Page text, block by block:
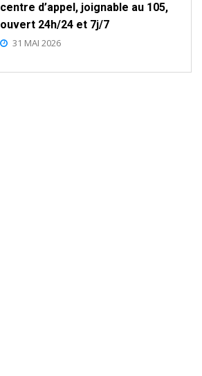
centre d’appel, joignable au 105,
ouvert 24h/24 et 7j/7
31 MAI 2026